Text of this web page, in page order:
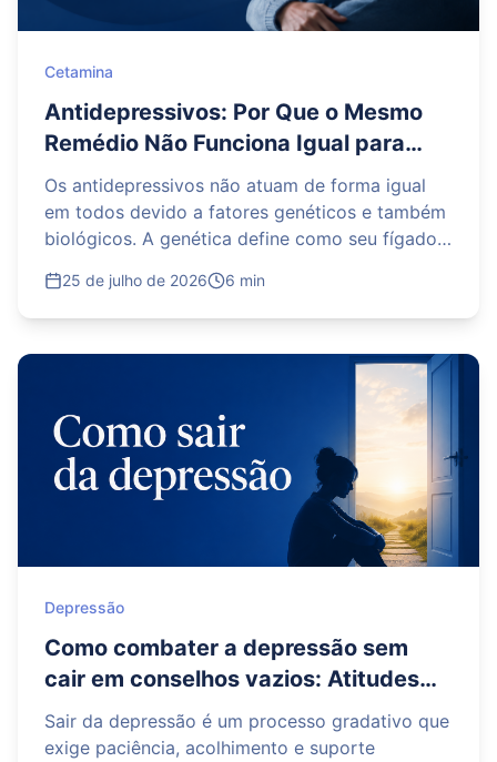
Cetamina
Antidepressivos: Por Que o Mesmo
Remédio Não Funciona Igual para
Todo Mundo?
Os antidepressivos não atuam de forma igual
em todos devido a fatores genéticos e também
biológicos. A genética define como seu fígado
receptores do cérebro reagem. Ademais, o
peso, a idade, a alimentação, o estilo de vida e
isso, a psiquiatria moderna foca sempre na
personalização, buscando a substância e doses
exatas. Esse processo de adaptação requer
acompanhamento médico constante, paciência
até o sucesso clínico.
25 de julho de 2026 6 min
Depressão
Como combater a depressão sem
cair em conselhos vazios: Atitudes
que realmente apoiam o tratamento
Sair da depressão é um processo gradativo que
exige paciência, acolhimento e suporte